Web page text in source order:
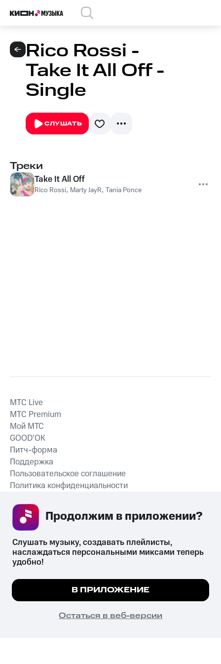
Rico Rossi -
Take It All Off -
Single
СЛУШАТЬ
Треки
Take It All Off
Rico Rossi, Marty JayR, Tania Ponce
СКАЧАТЬ ПРИЛОЖЕНИЕ
MTС Live
MTС Premium
Мой МТС
GOOD’OK
Питч-форма
Поддержка
Пользовательское соглашение
Политика конфиденциальности
психотропных веществ, их аналогов причиняет вред здоровью,
их незаконный оборот запрещён и влечёт установленную
законодательством ответственность.
© 2026 ООО «КИОН».
Все права защищены
Мы используем куки, чтобы на сайте все
Подробнее
ПОНЯТНО
Слушать музыку, создавать плейлисты,
наслаждаться персональными миксами теперь
удобно!
В ПРИЛОЖЕНИЕ
Остаться в веб-версии